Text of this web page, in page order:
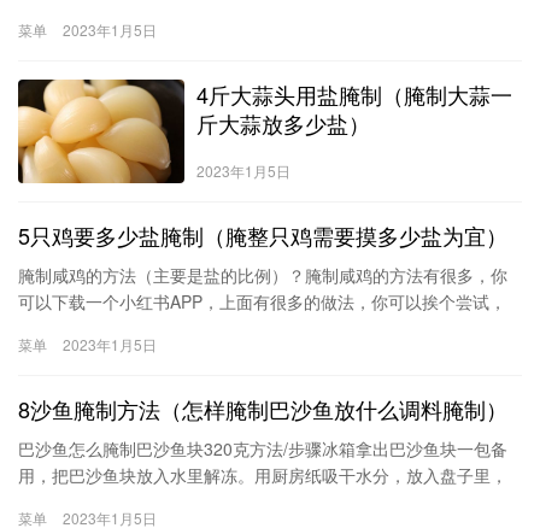
腌制过的，鱼皮真的特别难煎.煎了三条一条都没好的.表面
菜单 2023年1月5日
4斤大蒜头用盐腌制（腌制大蒜一
斤大蒜放多少盐）
2023年1月5日
5只鸡要多少盐腌制（腌整只鸡需要摸多少盐为宜）
腌制咸鸡的方法（主要是盐的比例）？腌制咸鸡的方法有很多，你
可以下载一个小红书APP，上面有很多的做法，你可以挨个尝试，
放盐里滚一下就可以了。需要里里外外全身均匀抹盐，至少要小半
肉
菜单 2023年1月5日
8沙鱼腌制方法（怎样腌制巴沙鱼放什么调料腌制）
巴沙鱼怎么腌制巴沙鱼块320克方法/步骤冰箱拿出巴沙鱼块一包备
用，把巴沙鱼块放入水里解冻。用厨房纸吸干水分，放入盘子里，
菜单 2023年1月5日